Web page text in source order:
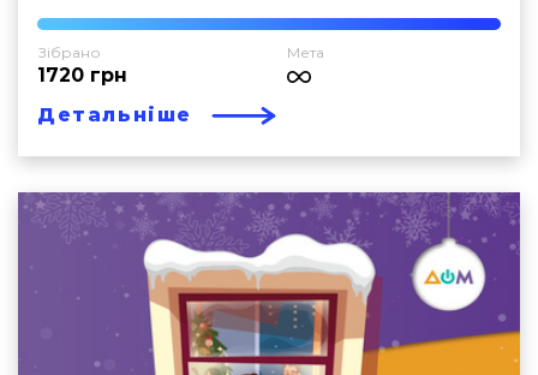
Зібрано
1720 грн
Мета
Детальніше